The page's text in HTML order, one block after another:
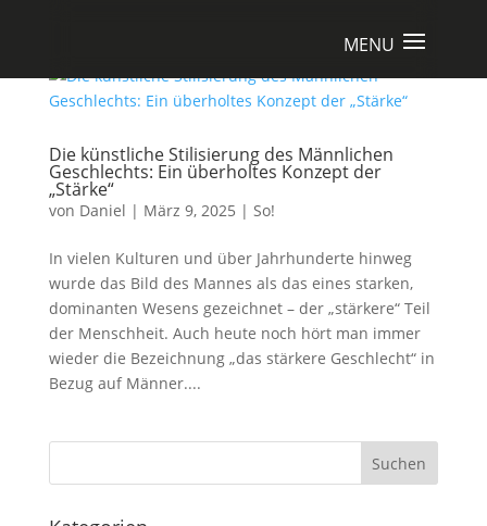
Die künstliche Stilisierung des Männlichen
Geschlechts: Ein überholtes Konzept der
„Stärke“
von Daniel | März 9, 2025 | So!
In vielen Kulturen und über Jahrhunderte hinweg
wurde das Bild des Mannes als das eines starken,
dominanten Wesens gezeichnet – der „stärkere“ Teil
der Menschheit. Auch heute noch hört man immer
wieder die Bezeichnung „das stärkere Geschlecht“ in
Bezug auf Männer....
Suchen